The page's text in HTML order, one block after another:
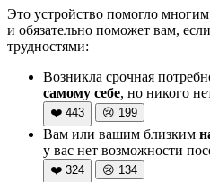
Это устройство помогло
и обязательно поможет вам,
трудностями:
Возникла срочная
самому себе, но никого
❤️ 443 😢 199
Вам или вашим близким
у вас нет возможности
❤️ 324 😢 134